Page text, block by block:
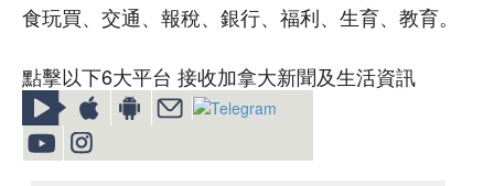
食玩買、交通、報稅、銀行、福利、生育、教育。
點擊以下6大平台 接收加拿大新聞及生活資訊